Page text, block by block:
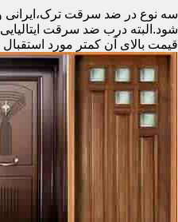
سه نوع در ضد سرقت ترک،ایرانی
شود.البته درب ضد سرقت
قیمت بالای آن کمتر مورد استقبال